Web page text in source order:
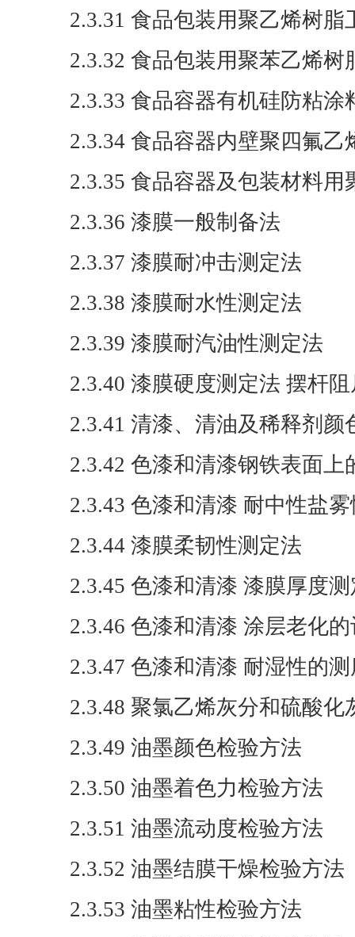
2.3.31 食品包装用聚乙烯树
2.3.32 食品包装用聚苯乙烯
2.3.33 食品容器有机硅防粘涂
2.3.34 食品容器内壁聚四氟乙
2.3.35 食品容器及包装材料
2.3.36 漆膜一般制备法
2.3.37 漆膜耐冲击测定法
2.3.38 漆膜耐水性测定法
2.3.39 漆膜耐汽油性测定法
2.3.40 漆膜硬度测定法 摆杆
2.3.41 清漆、清油及稀释剂颜
2.3.42 色漆和清漆钢铁表面上
2.3.43 色漆和清漆 耐中性盐
2.3.44 漆膜柔韧性测定法
2.3.45 色漆和清漆 漆膜厚度
2.3.46 色漆和清漆 涂层老化
2.3.47 色漆和清漆 耐湿性的
2.3.48 聚氯乙烯灰分和硫酸化
2.3.49 油墨颜色检验方法
2.3.50 油墨着色力检验方法
2.3.51 油墨流动度检验方法
2.3.52 油墨结膜干燥检验方法
2.3.53 油墨粘性检验方法